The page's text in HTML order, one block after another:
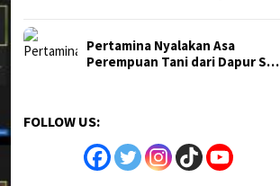
Pertamina Nyalakan Asa
Perempuan Tani dari Dapur S…
FOLLOW US: